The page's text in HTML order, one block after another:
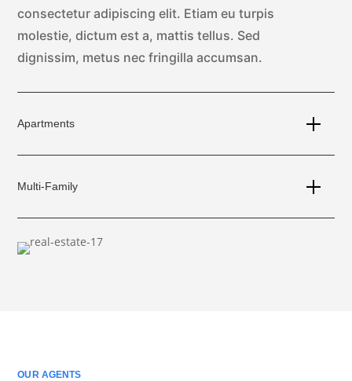
consectetur adipiscing elit. Etiam eu turpis
molestie, dictum est a, mattis tellus. Sed
dignissim, metus nec fringilla accumsan.
Apartments
Multi-Family
OUR AGENTS